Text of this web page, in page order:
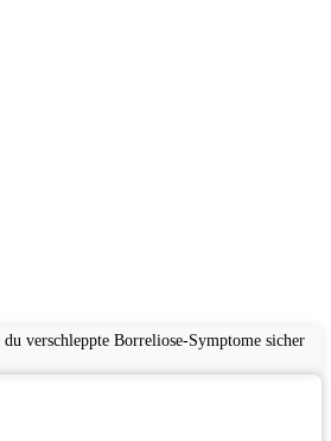
du verschleppte Borreliose-Symptome sicher